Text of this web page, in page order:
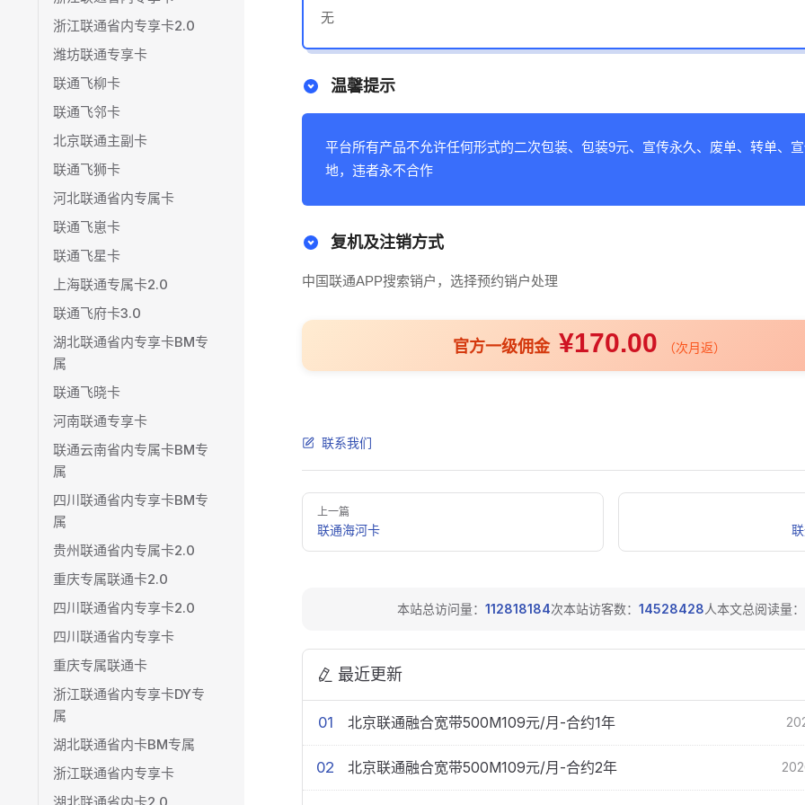
浙江联通省内专享卡2.0
潍坊联通专享卡
联通飞柳卡
联通飞邻卡
北京联通主副卡
联通飞狮卡
河北联通省内专属卡
联通飞崽卡
联通飞星卡
上海联通专属卡2.0
联通飞府卡3.0
湖北联通省内专享卡BM专
属
联通飞晓卡
河南联通专享卡
联通云南省内专属卡BM专
属
四川联通省内专享卡BM专
属
贵州联通省内专属卡2.0
重庆专属联通卡2.0
四川联通省内专享卡2.0
四川联通省内专享卡
重庆专属联通卡
浙江联通省内专享卡DY专
属
湖北联通省内卡BM专属
浙江联通省内专享卡
无
温馨提示
平台所有产品不允许任何形式的二次包装、包装9元、宣传永久、废单、转单、
地，违者永不合作
复机及注销方式
中国联通APP搜索销户，选择预约销户处理
官方一级佣金 ¥170.00 （次月返）
联系我们
Pager
上一篇
联通海河卡
本站总访问量： 112818184次本站访客数： 14528428人本文总阅读量：
最近更新
01 北京联通融合宽带500M109元/月-合约1年
02 北京联通融合宽带500M109元/月-合约2年